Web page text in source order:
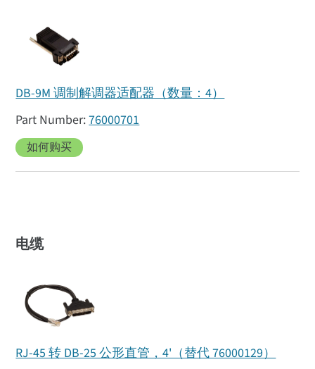
DB-9M 调制解调器适配器（数量：4）
76000701
如何购买
电缆
RJ-45 转 DB-25 公形直管，4'（替代 76000129）